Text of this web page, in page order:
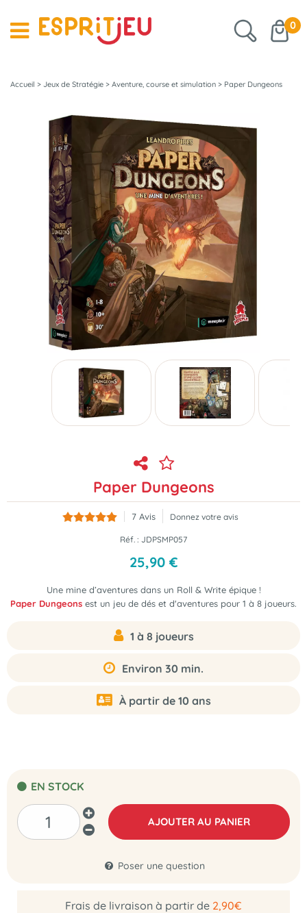
0
Accueil > Jeux de Stratégie > Aventure, course et simulation > Paper Dungeons
Paper Dungeons
7 Avis Donnez votre avis
Réf. : JDPSMP057
25,90 €
Une mine d’aventures dans un Roll & Write épique !
Paper Dungeons est un jeu de dés et d'aventures pour 1 à 8 joueurs.
1 à 8 joueurs
Environ 30 min.
À partir de 10 ans
EN STOCK
AJOUTER AU PANIER
Poser une question
Frais de livraison à partir de 2,90€